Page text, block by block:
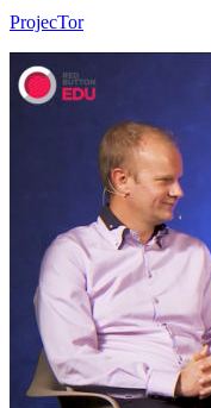
ProjecTor